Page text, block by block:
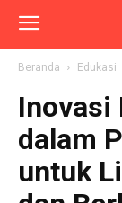
Beranda Edukasi
Inovasi
dalam
untuk